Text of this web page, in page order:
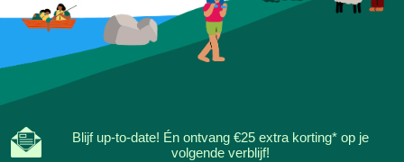
Blijf up-to-date! Én ontvang €25 extra korting* op je
volgende verblijf!